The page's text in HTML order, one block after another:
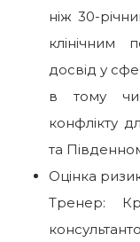
ніж 30-
клінічним
досвід у
в тому
конфлікту
та
Оцінка
Тренер: